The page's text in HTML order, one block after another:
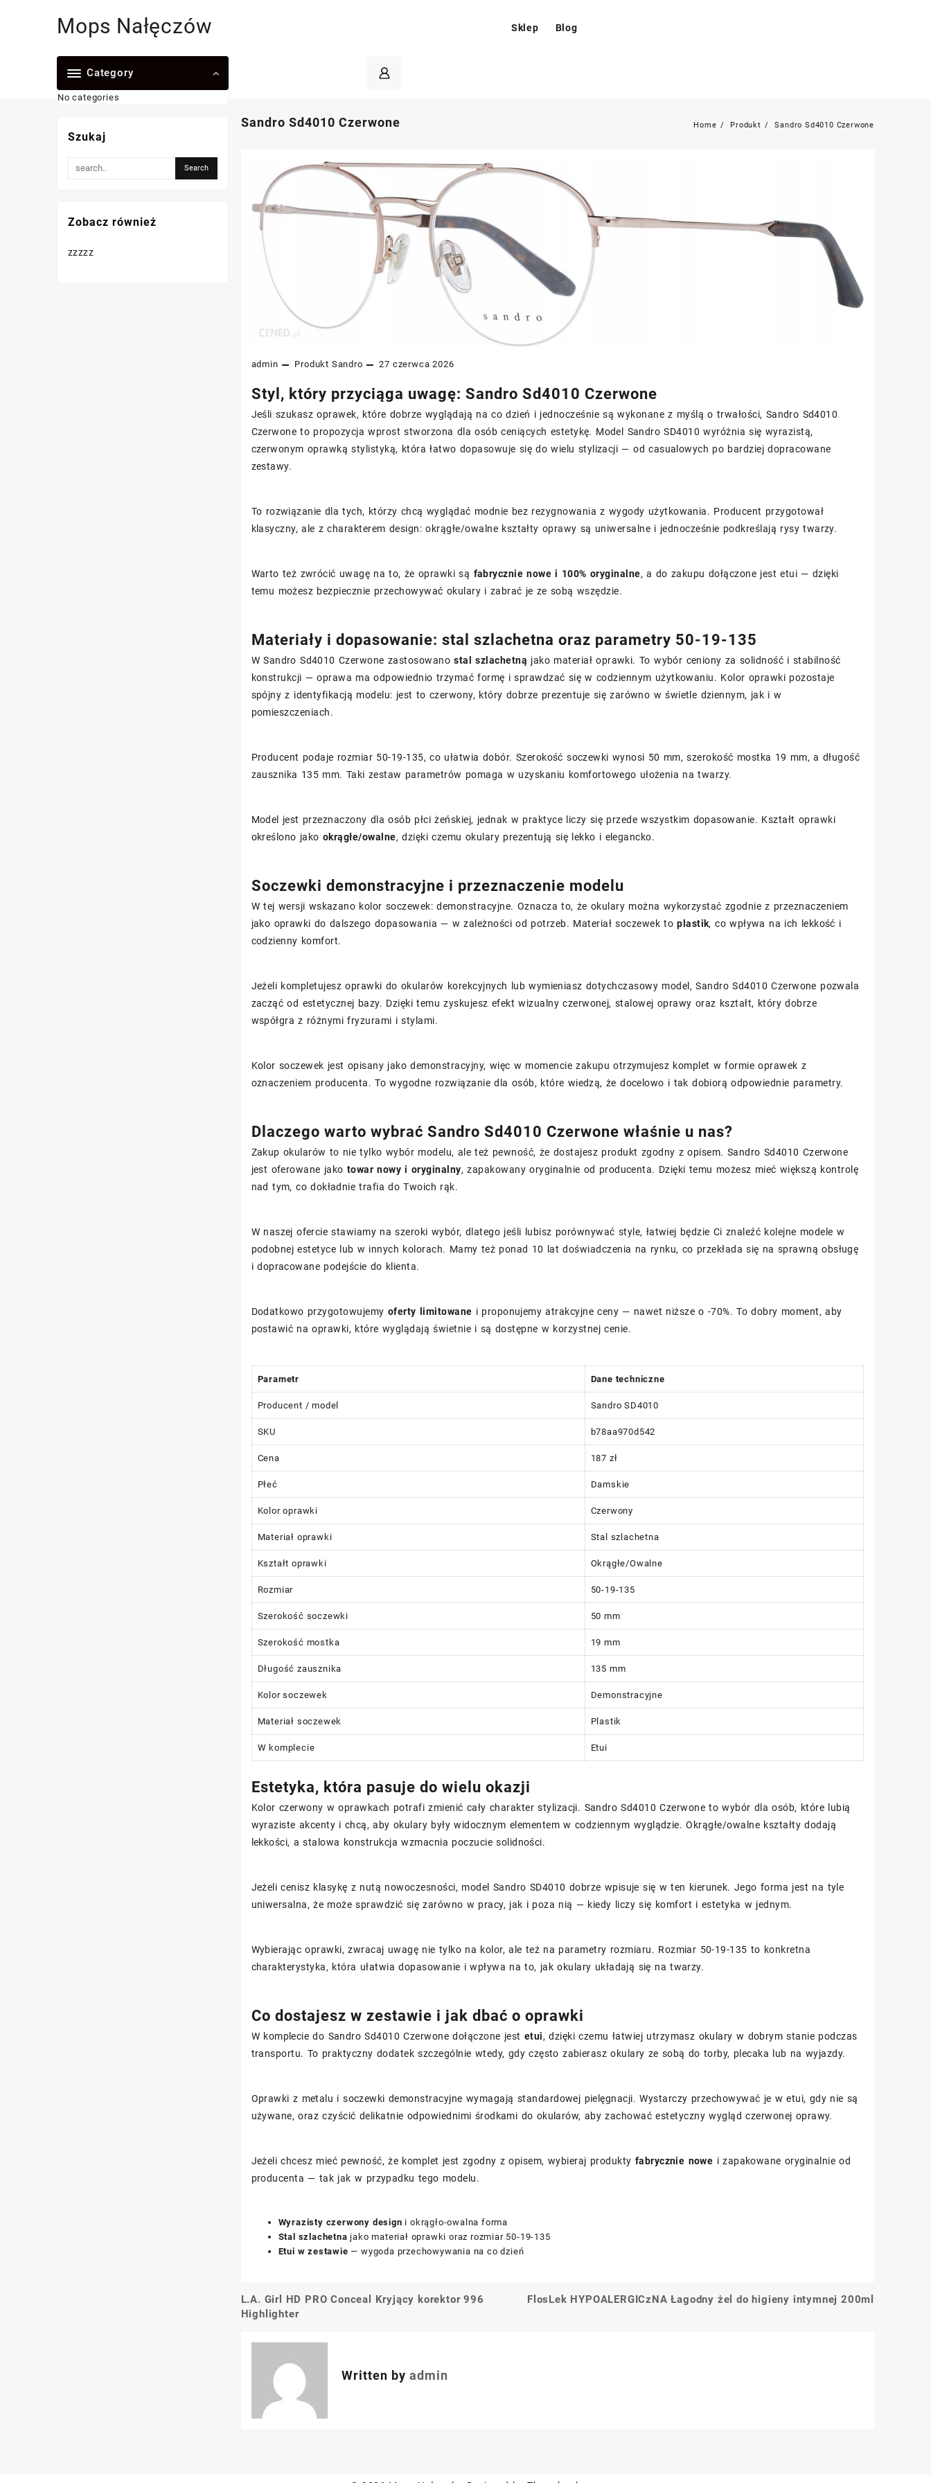
Mops Nałęczów Sklep Blog
Category
No categories
Sandro Sd4010 Czerwone Home Produkt Sandro Sd4010 Czerwone
admin Produkt Sandro 27 czerwca 2026
Styl, który przyciąga uwagę: Sandro Sd4010 Czerwone
Jeśli szukasz oprawek, które dobrze wyglądają na co dzień i jednocześnie są wykonane z myślą o trwałości, Sandro Sd4010
Czerwone to propozycja wprost stworzona dla osób ceniących estetykę. Model Sandro SD4010 wyróżnia się wyrazistą,
czerwonym oprawką stylistyką, która łatwo dopasowuje się do wielu stylizacji — od casualowych po bardziej dopracowane
zestawy.
To rozwiązanie dla tych, którzy chcą wyglądać modnie bez rezygnowania z wygody użytkowania. Producent przygotował
klasyczny, ale z charakterem design: okrągłe/owalne kształty oprawy są uniwersalne i jednocześnie podkreślają rysy twarzy.
Warto też zwrócić uwagę na to, że oprawki są fabrycznie nowe i 100% oryginalne, a do zakupu dołączone jest etui — dzięki
temu możesz bezpiecznie przechowywać okulary i zabrać je ze sobą wszędzie.
Materiały i dopasowanie: stal szlachetna oraz parametry 50-19-135
W Sandro Sd4010 Czerwone zastosowanostal szlachetną jako materiał oprawki. To wybór ceniony za solidność i stabilność
konstrukcji — oprawa ma odpowiednio trzymać formę i sprawdzać się w codziennym użytkowaniu. Kolor oprawki pozostaje
spójny z identyfikacją modelu: jest to czerwony, który dobrze prezentuje się zarówno w świetle dziennym, jak i w
pomieszczeniach.
Producent podaje rozmiar 50-19-135, co ułatwia dobór. Szerokość soczewki wynosi 50 mm, szerokość mostka 19 mm, a długość
zausznika 135 mm. Taki zestaw parametrów pomaga w uzyskaniu komfortowego ułożenia na twarzy.
Model jest przeznaczony dla osób płci żeńskiej, jednak w praktyce liczy się przede wszystkim dopasowanie. Kształt oprawki
określono jako okrągłe/owalne, dzięki czemu okulary prezentują się lekko i elegancko.
Soczewki demonstracyjne i przeznaczenie modelu
W tej wersji wskazano kolor soczewek: demonstracyjne. Oznacza to, że okulary można wykorzystać zgodnie z przeznaczeniem
jako oprawki do dalszego dopasowania — w zależności od potrzeb. Materiał soczewek toplastik, co wpływa na ich lekkość i
codzienny komfort.
Jeżeli kompletujesz oprawki do okularów korekcyjnych lub wymieniasz dotychczasowy model, Sandro Sd4010 Czerwone pozwala
zacząć od estetycznej bazy. Dzięki temu zyskujesz efekt wizualny czerwonej, stalowej oprawy oraz kształt, który dobrze
współgra z różnymi fryzurami i stylami.
Kolor soczewek jest opisany jako demonstracyjny, więc w momencie zakupu otrzymujesz komplet w formie oprawek z
oznaczeniem producenta. To wygodne rozwiązanie dla osób, które wiedzą, że docelowo i tak dobiorą odpowiednie parametry.
Dlaczego warto wybrać Sandro Sd4010 Czerwone właśnie u nas?
Zakup okularów to nie tylko wybór modelu, ale też pewność, że dostajesz produkt zgodny z opisem. Sandro Sd4010 Czerwone
jest oferowane jako towar nowy i oryginalny, zapakowany oryginalnie od producenta. Dzięki temu możesz mieć większą kontrolę
nad tym, co dokładnie trafia do Twoich rąk.
W naszej ofercie stawiamy na szeroki wybór, dlatego jeśli lubisz porównywać style, łatwiej będzie Ci znaleźć kolejne modele w
podobnej estetyce lub w innych kolorach. Mamy też ponad 10 lat doświadczenia na rynku, co przekłada się na sprawną obsługę
i dopracowane podejście do klienta.
Dodatkowo przygotowujemy oferty limitowane i proponujemy atrakcyjne ceny — nawet niższe o -70%. To dobry moment, aby
postawić na oprawki, które wyglądają świetnie i są dostępne w korzystnej cenie.
Parametr Dane techniczne
Producent / model Sandro SD4010
SKU b78aa970d542
Cena 187 zł
Płeć Damskie
Kolor oprawki Czerwony
Materiał oprawki Stal szlachetna
Kształt oprawki Okrągłe/Owalne
Rozmiar 50-19-135
Szerokość soczewki 50 mm
Szerokość mostka 19 mm
Długość zausznika 135 mm
Kolor soczewek Demonstracyjne
Materiał soczewek Plastik
W komplecie Etui
Estetyka, która pasuje do wielu okazji
Kolor czerwony w oprawkach potrafi zmienić cały charakter stylizacji. Sandro Sd4010 Czerwone to wybór dla osób, które lubią
wyraziste akcenty i chcą, aby okulary były widocznym elementem w codziennym wyglądzie. Okrągłe/owalne kształty dodają
lekkości, a stalowa konstrukcja wzmacnia poczucie solidności.
Jeżeli cenisz klasykę z nutą nowoczesności, model Sandro SD4010 dobrze wpisuje się w ten kierunek. Jego forma jest na tyle
uniwersalna, że może sprawdzić się zarówno w pracy, jak i poza nią — kiedy liczy się komfort i estetyka w jednym.
Wybierając oprawki, zwracaj uwagę nie tylko na kolor, ale też na parametry rozmiaru. Rozmiar 50-19-135 to konkretna
charakterystyka, która ułatwia dopasowanie i wpływa na to, jak okulary układają się na twarzy.
Co dostajesz w zestawie i jak dbać o oprawki
W komplecie do Sandro Sd4010 Czerwone dołączone jest etui, dzięki czemu łatwiej utrzymasz okulary w dobrym stanie podczas
transportu. To praktyczny dodatek szczególnie wtedy, gdy często zabierasz okulary ze sobą do torby, plecaka lub na wyjazdy.
Oprawki z metalu i soczewki demonstracyjne wymagają standardowej pielęgnacji. Wystarczy przechowywać je w etui, gdy nie są
używane, oraz czyścić delikatnie odpowiednimi środkami do okularów, aby zachować estetyczny wygląd czerwonej oprawy.
Jeżeli chcesz mieć pewność, że komplet jest zgodny z opisem, wybieraj produkty fabrycznie nowe i zapakowane oryginalnie od
producenta — tak jak w przypadku tego modelu.
Wyrazisty czerwony design i okrągło-owalna forma
Stal szlachetna jako materiał oprawki oraz rozmiar 50-19-135
Etui w zestawie — wygoda przechowywania na co dzień
Nawigacja
L.A. Girl HD PRO Conceal Kryjący korektor 996
Highlighter
FlosLek HYPOALERGICzNA Łagodny żel do higieny intymnej 200ml
Written by admin
Szukaj
Zobacz również
zzzzz